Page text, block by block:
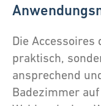
Die
praktisch,
ansprechend
Badezimmer